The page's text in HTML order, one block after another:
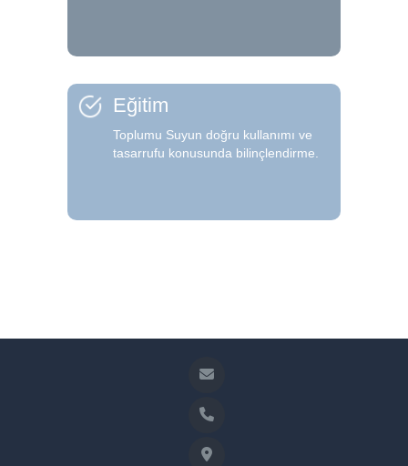
Eğitim
Toplumu Suyun doğru kullanımı ve
tasarrufu konusunda bilinçlendirme.